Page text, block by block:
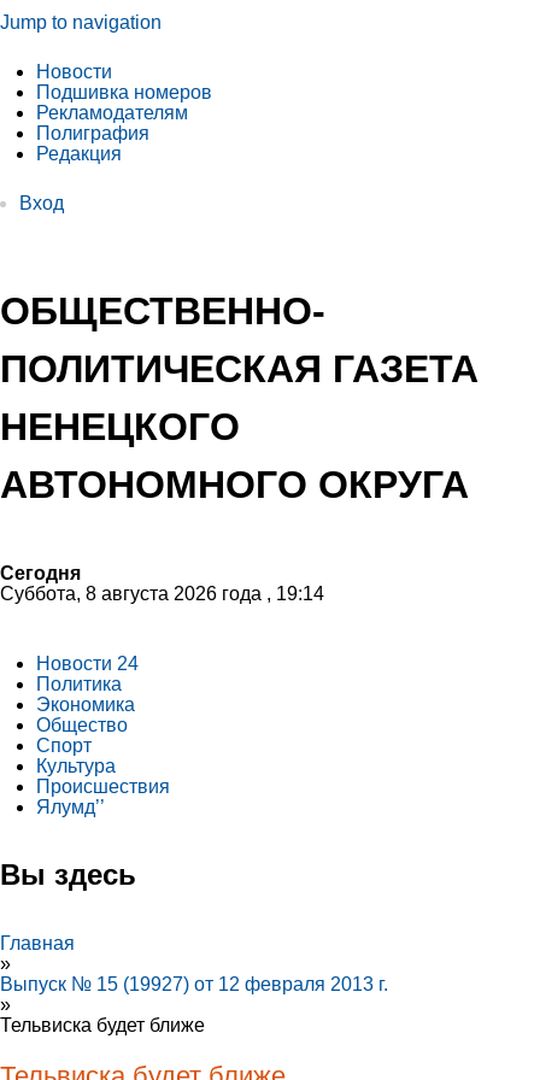
Jump to navigation
Новости
Подшивка номеров
Рекламодателям
Полиграфия
Редакция
Вход
ОБЩЕСТВЕННО-
ПОЛИТИЧЕСКАЯ ГАЗЕТА
НЕНЕЦКОГО
АВТОНОМНОГО ОКРУГА
Сегодня
Суббота, 8 августа 2026 года , 19:14
Новости 24
Политика
Экономика
Общество
Спорт
Культура
Происшествия
Ялумд’’
Вы здесь
Главная
»
Выпуск № 15 (19927) от 12 февраля 2013 г.
»
Тельвиска будет ближе